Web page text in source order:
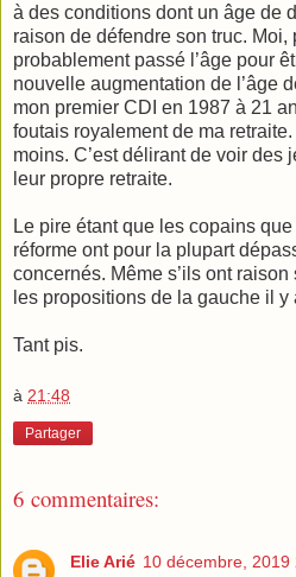
à des conditions dont un âge de
raison de défendre son truc. Moi,
probablement passé l’âge pour
nouvelle augmentation de l’âge
mon premier CDI en 1987 à 21
foutais royalement de ma
moins. C’est délirant de voir des
leur propre retraite.
Le pire étant que les copains
réforme ont pour la plupart
concernés. Même s’ils ont
les propositions de la gauche il y
Tant pis.
à 21:48
Partager
6 commentaires:
Elie Arié 10 décembre, 2019